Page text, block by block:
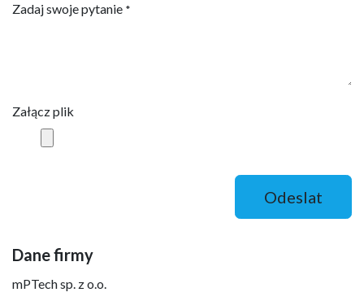
Zadaj swoje pytanie *
Załącz plik
Odeslat
Dane firmy
mPTech sp. z o.o.